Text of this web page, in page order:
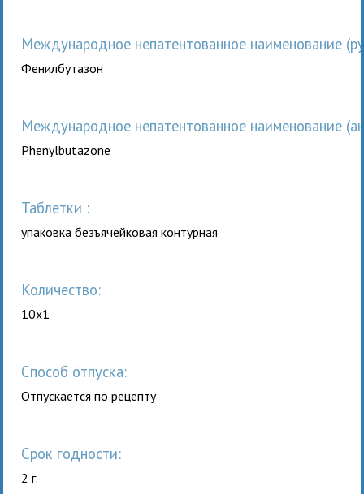
Международное непатентованное наименование
Фенилбутазон
Международное непатентованное наименование
Phenylbutazone
таблетки :
упаковка безъячейковая контурная
Количество:
10x1
Способ отпуска:
Отпускается по рецепту
Срок годности:
2 г.